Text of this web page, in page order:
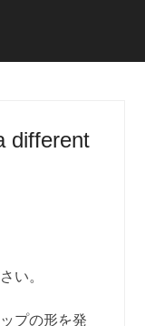
different
い。
プの形を発